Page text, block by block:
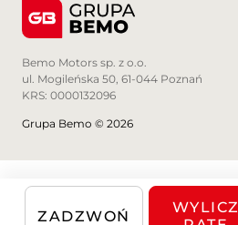
WYLICZ
ZADZWOŃ
Bemo Motors sp. z o.o.
ul. Mogileńska 50, 61-044 Poznań
KRS: 0000132096
Grupa Bemo © 2026